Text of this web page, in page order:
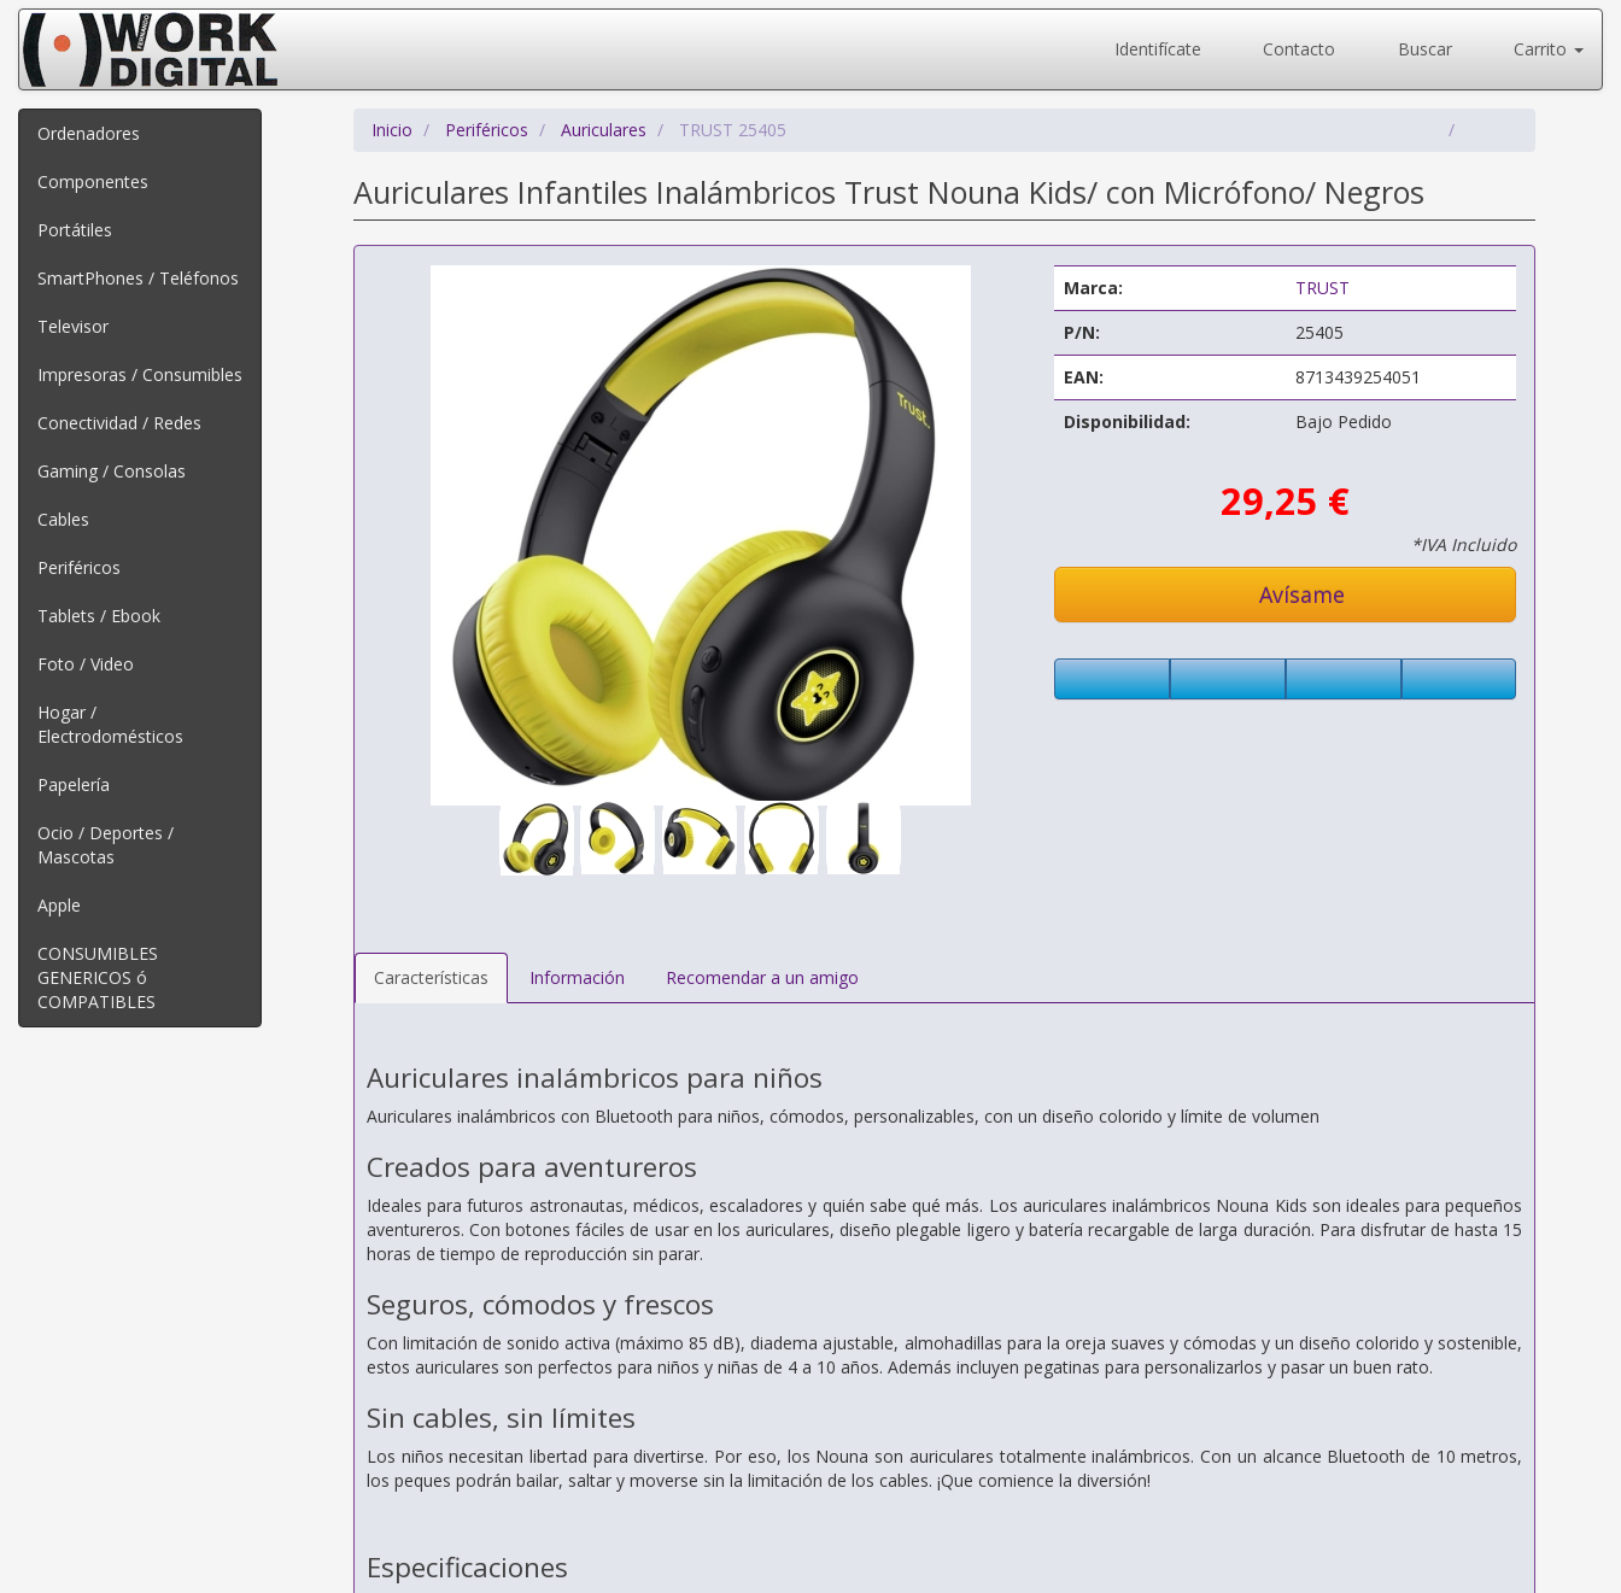
Identifícate Contacto Buscar Carrito
Ordenadores
Componentes
Portátiles
SmartPhones / Teléfonos
Televisor
Impresoras / Consumibles
Conectividad / Redes
Gaming / Consolas
Cables
Periféricos
Tablets / Ebook
Foto / Video
Hogar /
Electrodomésticos
Papelería
Ocio / Deportes /
Mascotas
Apple
CONSUMIBLES
GENERICOS ó
COMPATIBLES
Inicio Periféricos Auriculares TRUST 25405
Auriculares Infantiles Inalámbricos Trust Nouna Kids/ con Micrófono/ Negros
Marca:
TRUST
P/N:
25405
EAN:
8713439254051
Disponibilidad:
Bajo Pedido
29,25 €
*IVA Incluido
Avísame
Características Información Recomendar a un amigo
Auriculares inalámbricos para niños
Auriculares inalámbricos con Bluetooth para niños, cómodos, personalizables, con un diseño colorido y límite de volumen
Creados para aventureros
Ideales para futuros astronautas, médicos, escaladores y quién sabe qué más. Los auriculares inalámbricos Nouna Kids son ideales para pequeños
aventureros. Con botones fáciles de usar en los auriculares, diseño plegable ligero y batería recargable de larga duración. Para disfrutar de hasta 15
horas de tiempo de reproducción sin parar.
Seguros, cómodos y frescos
Con limitación de sonido activa (máximo 85 dB), diadema ajustable, almohadillas para la oreja suaves y cómodas y un diseño colorido y sostenible,
estos auriculares son perfectos para niños y niñas de 4 a 10 años. Además incluyen pegatinas para personalizarlos y pasar un buen rato.
Sin cables, sin límites
Los niños necesitan libertad para divertirse. Por eso, los Nouna son auriculares totalmente inalámbricos. Con un alcance Bluetooth de 10 metros,
los peques podrán bailar, saltar y moverse sin la limitación de los cables. ¡Que comience la diversión!
Especificaciones